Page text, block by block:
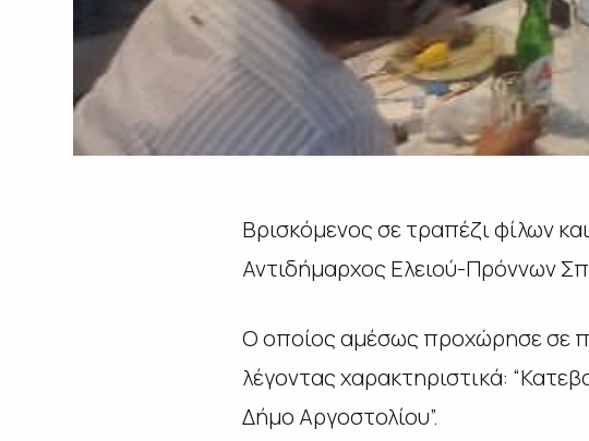
Βρισκόμενος σε τραπέζι φίλων
Αντιδήμαρχος Ελειού-Πρόννων
Ο οποίος αμέσως προχώρησε σε
λέγοντας χαρακτηριστικά:
Δήμο Αργοστολίου”.